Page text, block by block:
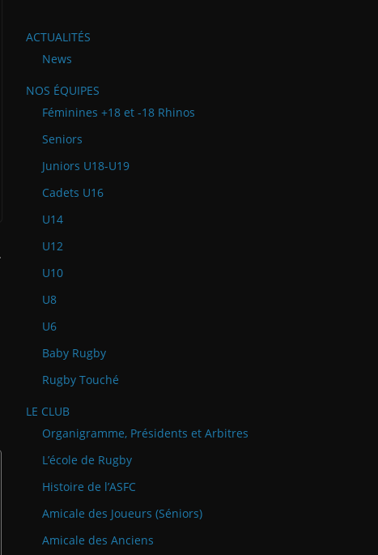
ACTUALITÉS
News
NOS ÉQUIPES
Féminines +18 et -18 Rhinos
Seniors
Juniors U18-U19
Cadets U16
U14
U12
U10
U8
U6
Baby Rugby
Rugby Touché
LE CLUB
Organigramme, Présidents et Arbitres
L’école de Rugby
Histoire de l’ASFC
Amicale des Joueurs (Séniors)
Amicale des Anciens